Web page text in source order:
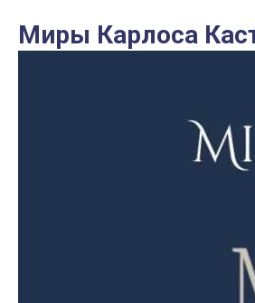
Миры Карлоса